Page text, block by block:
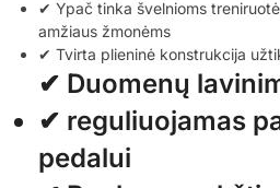
✔ Ypač tinka švelnioms
amžiaus žmonėms
✔ Tvirta plieninė konstrukcija
✔ Duomenų
✔ reguliuojamas
pedalui